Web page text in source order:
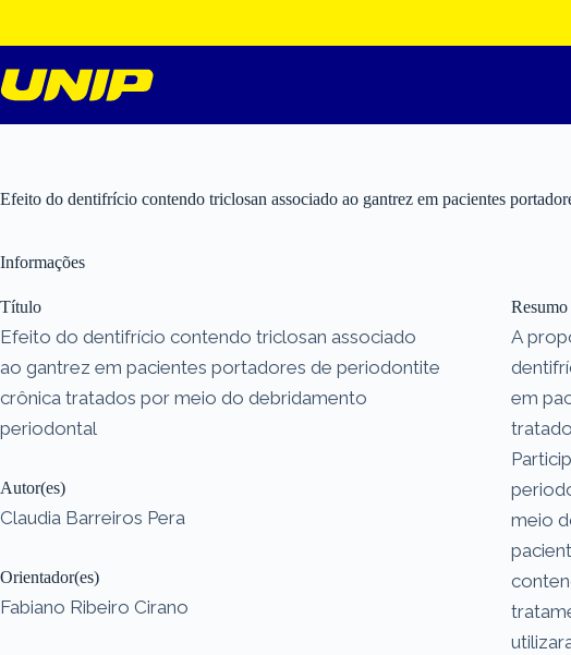
o
conteúdo
Efeito do dentifrício contendo triclosan associado ao gantrez em pacientes
Informações
Título
Efeito do dentifrício contendo triclosan associado
ao gantrez em pacientes portadores de periodontite
crônica tratados por meio do debridamento
periodontal
Autor(es)
Claudia Barreiros Pera
Orientador(es)
Fabiano Ribeiro Cirano
Resumo
A
em
meio